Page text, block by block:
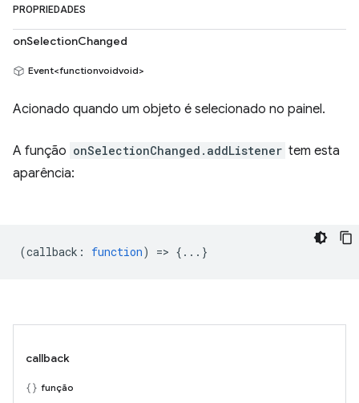
PROPRIEDADES
onSelectionChanged
Event<functionvoidvoid>
Acionado quando um objeto é selecionado no painel.
A função onSelectionChanged.addListener tem esta
aparência:
(callback : function) => {...}
callback
função